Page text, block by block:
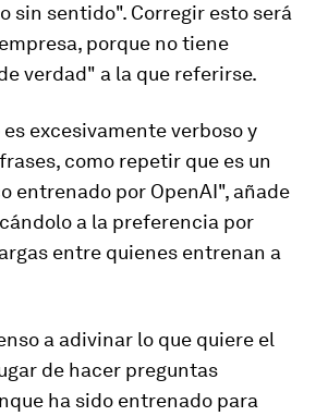
sin sentido". Corregir esto será
porque no tiene
verdad" a la que referirse.
excesivamente verboso y
como repetir que es un
entrenado por OpenAI", añade
a la preferencia por
entre quienes entrenan a
a adivinar lo que quiere el
de hacer preguntas
ha sido entrenado para